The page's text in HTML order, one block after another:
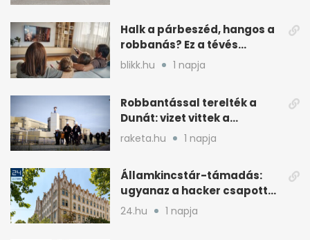
Halk a párbeszéd, hangos a
robbanás? Ez a tévés
beállítás segít
blikk.hu 1 napja
Robbantással terelték a
Dunát: vizet vittek a
cernavodai atomerőmű felé
raketa.hu 1 napja
Államkincstár-támadás:
ugyanaz a hacker csapott
le, mint Romániában
24.hu 1 napja